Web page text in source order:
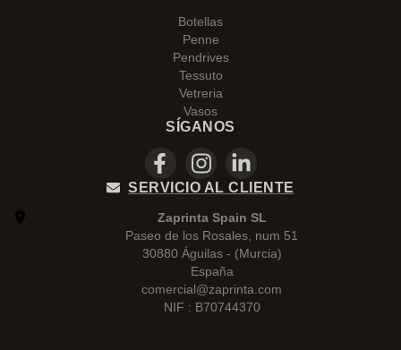
Botellas
Penne
Pendrives
Tessuto
Vetreria
Vasos
SÍGANOS
SERVICIO AL CLIENTE
Zaprinta Spain SL
Paseo de los Rosales, num 51
30880 Águilas - (Murcia)
España
comercial@zaprinta.com
NIF : B70744370